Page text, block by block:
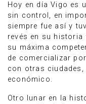
Hoy en día Vigo es
sin control, en
siempre fue así y
revés en su
su máxima
de comercializar
con otras
económico.
Otro lunar en la